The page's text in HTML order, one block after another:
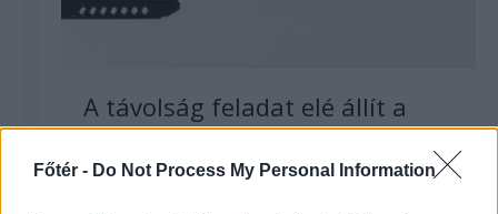
Főtér - Do Not Process My Personal Information
A távolság feladat elé állít a
párkapcsolatban